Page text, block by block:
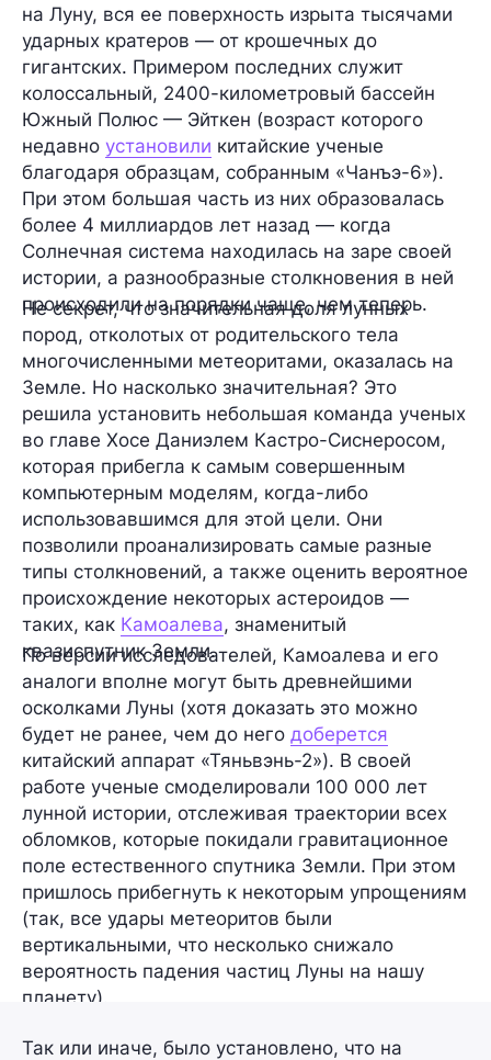
на Луну, вся ее поверхность изрыта тысячами
ударных кратеров — от крошечных до
гигантских. Примером последних служит
колоссальный, 2400-километровый бассейн
Южный Полюс — Эйткен (возраст которого
недавно установили китайские ученые
благодаря образцам, собранным «Чанъэ-6»).
При этом большая часть из них образовалась
более 4 миллиардов лет назад — когда
Солнечная система находилась на заре своей
истории, а разнообразные столкновения в ней
происходили на порядки чаще, чем теперь.
Не секрет, что значительная доля лунных
пород, отколотых от родительского тела
многочисленными метеоритами, оказалась на
Земле. Но насколько значительная? Это
решила установить небольшая команда ученых
во главе Хосе Даниэлем Кастро-Сиснеросом,
которая прибегла к самым совершенным
компьютерным моделям, когда-либо
использовавшимся для этой цели. Они
позволили проанализировать самые разные
типы столкновений, а также оценить вероятное
происхождение некоторых астероидов —
таких, как Камоалева, знаменитый
квазиспутник Земли.
По версии исследователей, Камоалева и его
аналоги вполне могут быть древнейшими
осколками Луны (хотя доказать это можно
будет не ранее, чем до него доберется
китайский аппарат «Тяньвэнь-2»). В своей
работе ученые смоделировали 100 000 лет
лунной истории, отслеживая траектории всех
обломков, которые покидали гравитационное
поле естественного спутника Земли. При этом
пришлось прибегнуть к некоторым упрощениям
(так, все удары метеоритов были
вертикальными, что несколько снижало
вероятность падения частиц Луны на нашу
планету).
Так или иначе, было установлено, что на